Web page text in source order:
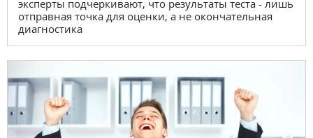
эксперты подчеркивают, что результаты теста - лишь
отправная точка для оценки, а не окончательная
диагностика